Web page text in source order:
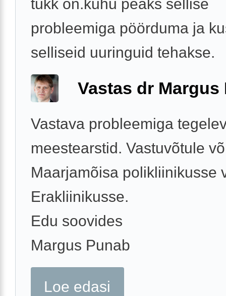
tükk on.kuhu peaks sellise
probleemiga pöörduma ja
selliseid uuringuid tehakse.
Vastas dr Margus
Vastava probleemiga
meestearstid. Vastuvõtule
Maarjamõisa polikliinikusse
Erakliinikusse.
Edu soovides
Margus Punab
Loe edasi